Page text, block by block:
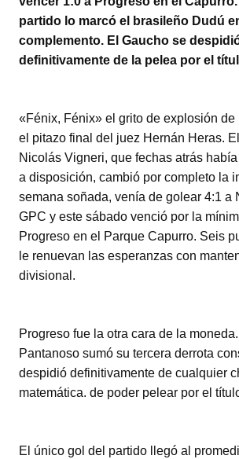
e
s
e
k
m
t
i
r
partido lo marcó el brasileño Dudú
complemento. El Gaucho se
definitivamente de la pelea por el
«Fénix, Fénix» el grito de explosión de
el pitazo final del juez Hernán Heras.
Nicolás Vigneri, que fechas atrás
a disposición, cambió por completo la
semana soñada, venía de golear 4:1 a
GPC y este sábado venció por la
Progreso en el Parque Capurro. Seis
le renuevan las esperanzas con
divisional.
Progreso fue la otra cara de la
Pantanoso sumó su tercera derrota
despidió definitivamente de cualquier
matemática. de poder pelear por el
El único gol del partido llegó al